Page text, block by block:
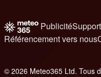
PublicitéSupport
Référencement vers nous
© 2026 Meteo365 Ltd. Tous